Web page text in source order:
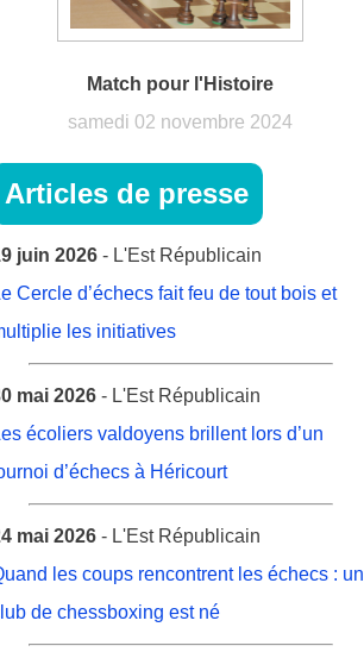
Match pour l'Histoire
samedi 02 novembre 2024
Articles de presse
juin 2026- L'Est Républicain
Cercle d’échecs fait feu de tout bois et
les initiatives
mai 2026- L'Est Républicain
écoliers valdoyens brillent lors d’un
d’échecs à Héricourt
mai 2026- L'Est Républicain
les coups rencontrent les échecs : un
de chessboxing est né